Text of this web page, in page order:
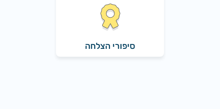
סיפורי הצלחה